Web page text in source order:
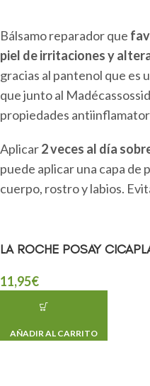
Bálsamo reparador que
piel de irritaciones y
gracias al pantenol que es
que junto al
propiedades
Aplicar2 veces al día
puede aplicar una capa de
cuerpo, rostro y labios.
LA ROCHE POSAY
11,95€
AÑADIR AL CARRITO